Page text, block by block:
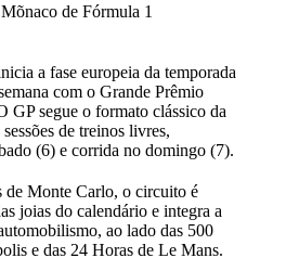
de Fórmula 1
a fase europeia da temporada
com o Grande Prêmio
GP segue o formato clássico da
de treinos livres,
(6) e corrida no domingo (7).
de Monte Carlo, o circuito é
joias do calendário e integra a
ao lado das 500
e das 24 Horas de Le Mans.